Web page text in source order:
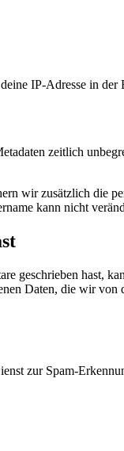
IP-Adresse in
zeitlich
wir zusätzlich die
kann nicht
geschrieben hast,
Daten, die wir
zur Spam-